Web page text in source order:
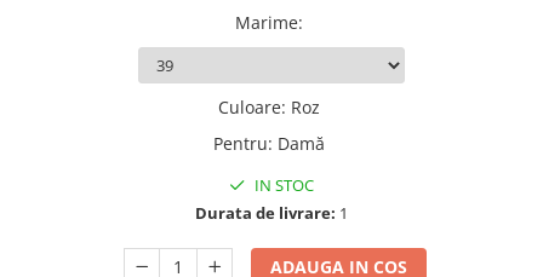
Marime:
Culoare: Roz
Pentru: Damă
IN STOC
Durata de livrare: 1
ADAUGA IN COS